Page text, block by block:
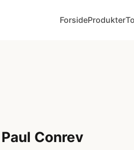
ForsideProdukter
Conrev